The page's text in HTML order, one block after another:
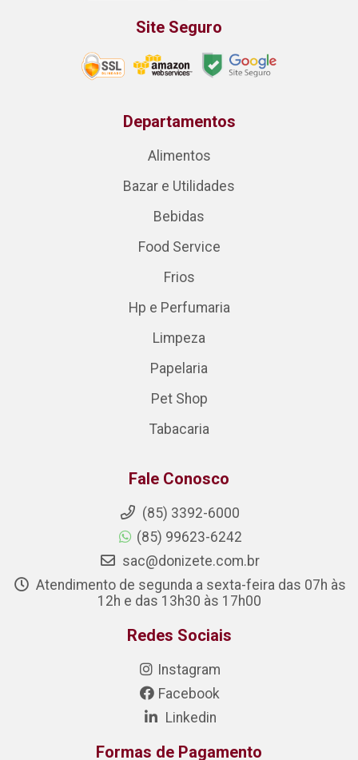
Site Seguro
Departamentos
Alimentos
Bazar e Utilidades
Bebidas
Food Service
Frios
Hp e Perfumaria
Limpeza
Papelaria
Pet Shop
Tabacaria
Fale Conosco
(85) 3392-6000
(85) 99623-6242
sac@donizete.com.br
Atendimento de segunda a sexta-feira das 07h às
12h e das 13h30 às 17h00
Redes Sociais
Instagram
Facebook
Linkedin
Formas de Pagamento